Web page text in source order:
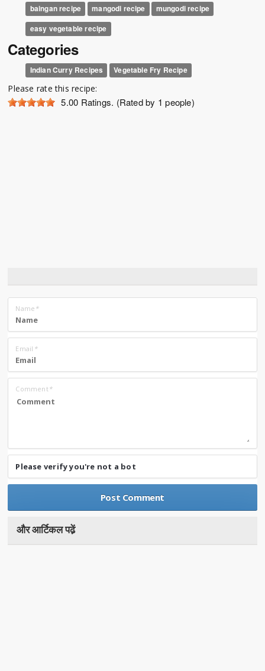
baingan recipe mangodi recipe
mungodi recipe
easy vegetable recipe
Categories
Indian Curry Recipes Vegetable Fry Recipe
Please rate this recipe:
5.00 Ratings. (Rated by 1 people)
Name *
Email *
Comment*
Please verify you're not a bot
और आर्टिकल पढे़ं